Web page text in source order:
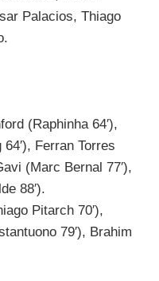
Palacios, Thiago
(Raphinha 64′),
Ferran Torres
(Marc Bernal 77′),
88′).
Pitarch 70′),
79′), Brahim